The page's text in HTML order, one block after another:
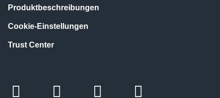
Produktbeschreibungen
Cookie-Einstellungen
Trust Center